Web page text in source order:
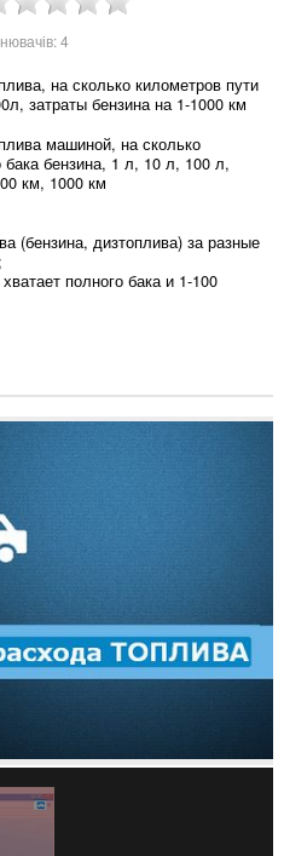
4
на сколько километров пути
затраты бензина на 1-1000 км
машиной, на сколько
бака бензина, 1 л, 10 л, 100 л,
км, 1000 км
(бензина, дизтоплива) за разные
полного бака и 1-100